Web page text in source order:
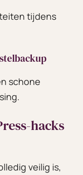
tijdens
schone
hacks
veilig is,